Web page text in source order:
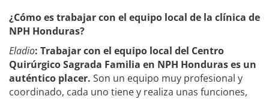
¿Cómo es trabajar con el equipo local de la clínica de
NPH Honduras?
Eladio: Trabajar con el equipo local del Centro
Quirúrgico Sagrada Familia en NPH Honduras es un
auténtico placer. Son un equipo muy profesional y
coordinado, cada uno tiene y realiza unas funciones,